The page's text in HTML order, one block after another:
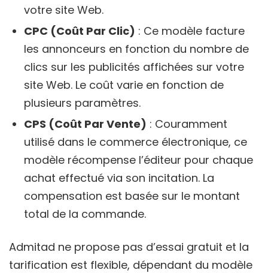
votre site Web.
CPC (Coût Par Clic) : Ce modèle facture
les annonceurs en fonction du nombre de
clics sur les publicités affichées sur votre
site Web. Le coût varie en fonction de
plusieurs paramètres.
CPS (Coût Par Vente) : Couramment
utilisé dans le commerce électronique, ce
modèle récompense l’éditeur pour chaque
achat effectué via son incitation. La
compensation est basée sur le montant
total de la commande.
Admitad ne propose pas d’essai gratuit et la
tarification est flexible, dépendant du modèle